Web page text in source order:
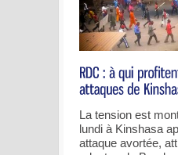
La tension est
lundi à Kinshasa
attaque avortée,